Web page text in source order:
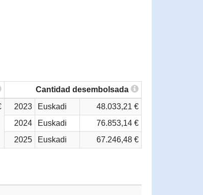
Cantidad desembolsada
2023 Euskadi
48.033,21 €
2024
Euskadi
76.853,14 €
2025
Euskadi 67.246,48 €